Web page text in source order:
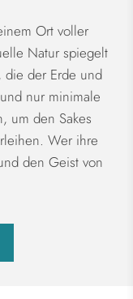
Ort voller
Natur spiegelt
die der Erde und
nur minimale
um den Sakes
Wer ihre
den Geist von